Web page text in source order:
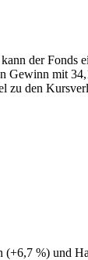
der Fonds
Gewinn mit
zu den
%) und